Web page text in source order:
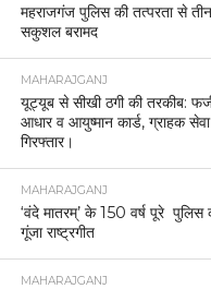
महराजगंज पुलिस की तत्परता से
सकुशल बरामद
MAHARAJGANJ
यूट्यूब से सीखी ठगी की तरकीब:
आधार व आयुष्मान कार्ड, ग्राहक
गिरफ्तार।
MAHARAJGANJ
‘वंदे मातरम्’ के 150 वर्ष पूरे पुलिस
गूंजा राष्ट्रगीत
MAHARAJGANJ